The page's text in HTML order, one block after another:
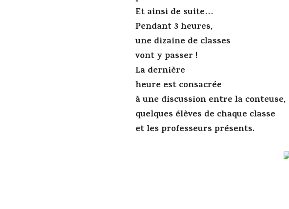
Et ainsi de suite…
Pendant 3 heures,
une dizaine de classes
vont y passer !
La dernière
heure est consacrée
à une discussion entre la conteuse,
quelques élèves de chaque classe
et les professeurs présents.